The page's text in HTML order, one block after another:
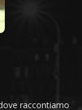
raccontiamo